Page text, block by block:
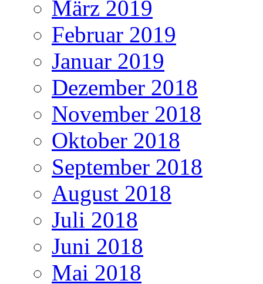
März 2019
Februar 2019
Januar 2019
Dezember 2018
November 2018
Oktober 2018
September 2018
August 2018
Juli 2018
Juni 2018
Mai 2018